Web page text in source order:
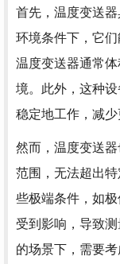
首先，温度变送
环境条件下，它
温度变送器通常
境。此外，这种
稳定地工作，减少
然而，温度变送
范围，无法超出
些极端条件，如
受到影响，导致
的场景下，需要